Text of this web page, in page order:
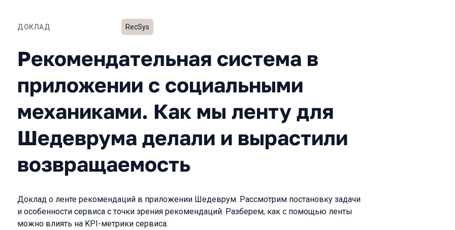
ДОКЛАД
Рекомендательная система в приложении с
RecSys
Рекомендательная система в
приложении с социальными
механиками. Как мы ленту для
Шедеврума делали и вырастили
возвращаемость
Доклад о ленте рекомендаций в приложении Шедеврум. Рассмотрим постановку задачи
и особенности сервиса с точки зрения рекомендаций. Разберем, как с помощью ленты
можно влиять на KPI-метрики сервиса.